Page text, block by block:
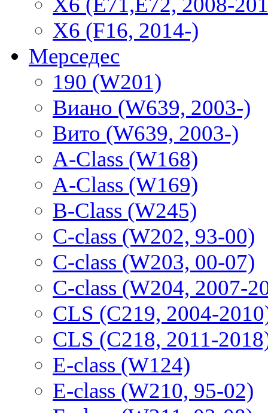
X6 (F16, 2014-)
Мерседес
190 (W201)
Виано (W639, 2003-)
Вито (W639, 2003-)
A-Class (W168)
A-Class (W169)
B-Class (W245)
C-class (W202, 93-00)
C-class (W203, 00-07)
C-class (W204, 2007-
CLS (C219, 2004-
CLS (C218, 2011-
E-class (W124)
E-class (W210, 95-02)